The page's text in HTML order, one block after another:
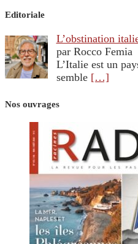
Editoriale
L’obstination
par Rocco Femia
L’Italie est un
semble […]
Nos ouvrages